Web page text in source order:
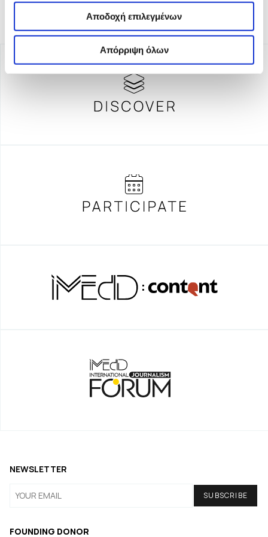
Αποδοχή επιλεγμένων
Απόρριψη όλων
FOUNDING DONOR
NEWSLETTER